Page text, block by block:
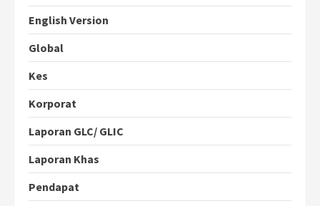
English Version
Global
Kes
Korporat
Laporan GLC/ GLIC
Laporan Khas
Pendapat